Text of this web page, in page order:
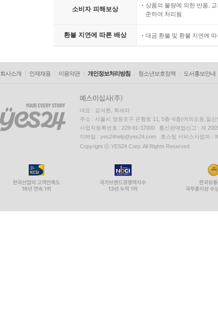
소비자 피해보상
상품의 불량에 의한 반품,
준하여 처리됨
환불 지연에 따른 배상 대금 환불 및 환불 지연에
회사소개 인재채용 이용약관 개인정보처리방침 청소년보호정책 도서홍보안내
대표 : 김석환, 최세라
주소 : 서울시 영등포구 은행로 11, 5층~6층(여의도동,일신
사업자등록번호 : 229-81-37000 통신판매업신고 : 제
이메일 : yes24help@yes24.com 호스팅 서비스사업자 :
Copyright ⓒ YES24 Corp. All Rights Reserved.